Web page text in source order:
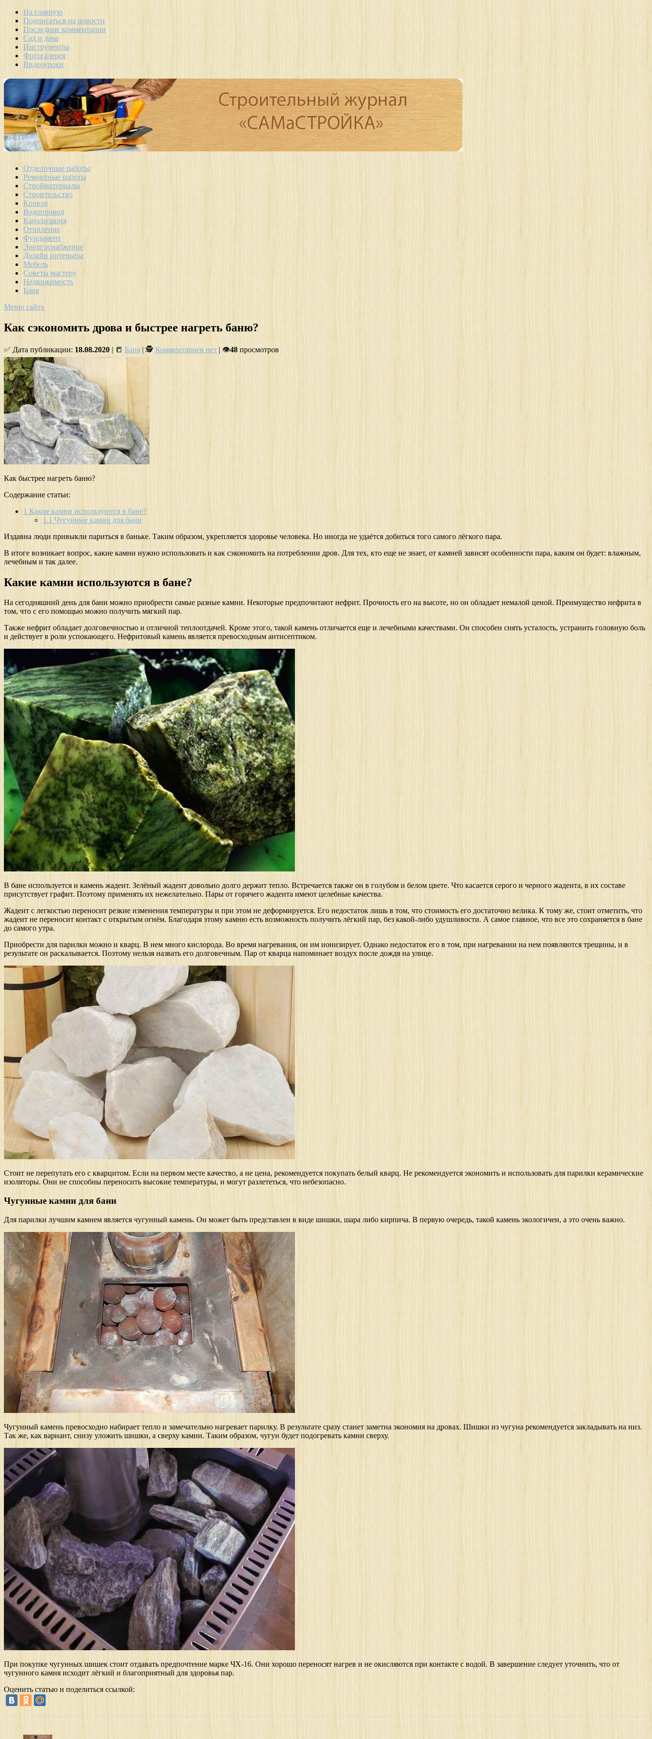
На главную
Подписаться на новости
Последние комментарии
Сад и дача
Инструменты
Фотогалерея
Видеоуроки
Отделочные работы
Ремонтные работы
Стройматериалы
Строительство
Кровля
Водопровод
Канализация
Отопление
Фундамент
Энергоснабжение
Дизайн интерьера
Мебель
Советы мастеру
Недвижимость
Баня
Меню сайта
Как сэкономить дрова и быстрее нагреть баню?
✅ Дата публикации: 18.08.2020 | 📒 Баня | 🕵 Комментариев нет | 👁48 просмотров
Как быстрее нагреть баню?
Содержание статьи:
1 Какие камни используются в бане?
1.1 Чугунные камни для бани
Издавна люди привыкли париться в баньке. Таким образом, укрепляется здоровье человека. Но иногда не удаётся добиться того самого лёгкого пара.
В итоге возникает вопрос, какие камни нужно использовать и как сэкономить на потреблении дров. Для тех, кто еще не знает, от камней зависят особенности пара, каким он будет: влажным,
лечебным и так далее.
Какие камни используются в бане?
На сегодняшний день для бани можно приобрести самые разные камни. Некоторые предпочитают нефрит. Прочность его на высоте, но он обладает немалой ценой. Преимущество нефрита в
том, что с его помощью можно получить мягкий пар.
Также нефрит обладает долговечностью и отличной теплоотдачей. Кроме этого, такой камень отличается еще и лечебными качествами. Он способен снять усталость, устранить головную боль
и действует в роли успокающего. Нефритовый камень является превосходным антисептиком.
В бане используется и камень жадеит. Зелёный жадеит довольно долго держит тепло. Встречается также он в голубом и белом цвете. Что касается серого и черного жадеита, в их составе
присутствует графит. Поэтому применять их нежелательно. Пары от горячего жадеита имеют целебные качества.
Жадеит с легкостью переносит резкие изменения температуры и при этом не деформируется. Его недостаток лишь в том, что стоимость его достаточно велика. К тому же, стоит отметить, что
жадеит не переносит контакт с открытым огнём. Благодаря этому камню есть возможность получить лёгкий пар, без какой-либо удушливости. А самое главное, что все это сохраняется в бане
до самого утра.
Приобрести для парилки можно и кварц. В нем много кислорода. Во время нагревания, он им ионизирует. Однако недостаток его в том, при нагревании на нем появляются трещины, и в
результате он раскалывается. Поэтому нельзя назвать его долговечным. Пар от кварца напоминает воздух после дождя на улице.
Стоит не перепутать его с кварцитом. Если на первом месте качество, а не цена, рекомендуется покупать белый кварц. Не рекомендуется экономить и использовать для парилки керамические
изоляторы. Они не способны переносить высокие температуры, и могут разлететься, что небезопасно.
Чугунные камни для бани
Для парилки лучшим камнем является чугунный камень. Он может быть представлен в виде шишки, шара либо кирпича. В первую очередь, такой камень экологичен, а это очень важно.
Чугунный камень превосходно набирает тепло и замечательно нагревает парилку. В результате сразу станет заметна экономия на дровах. Шишки из чугуна рекомендуется закладывать на низ.
Так же, как вариант, снизу уложить шишки, а сверху камни. Таким образом, чугун будет подогревать камни сверху.
При покупке чугунных шишек стоит отдавать предпочтение марке ЧХ-16. Они хорошо переносят нагрев и не окисляются при контакте с водой. В завершение следует уточнить, что от
чугунного камня исходит лёгкий и благоприятный для здоровья пар.
Оценить статью и поделиться ссылкой: